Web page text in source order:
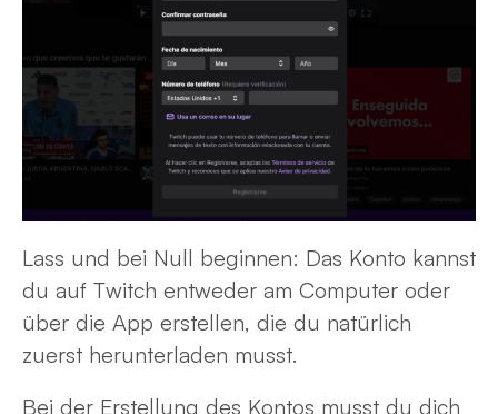
Lass und bei Null beginnen: Das Konto kannst
du auf Twitch entweder am Computer oder
über die App erstellen, die du natürlich
zuerst herunterladen musst.
Bei der Erstellung des Kontos musst du dich